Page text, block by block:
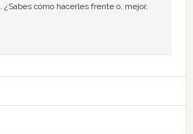
¿Sabes cómo hacerles frente o, mejor,